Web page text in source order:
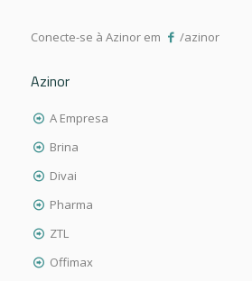
Conecte-se à Azinor em /azinor
Azinor
A Empresa
Brina
Divai
Pharma
ZTL
Offimax